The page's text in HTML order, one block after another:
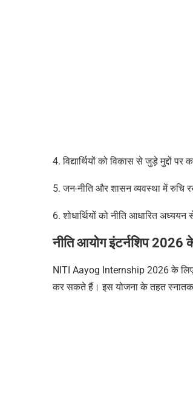
4. विद्यार्थियों को विकास से जुड़े मुद्दों
5. जन-नीति और शासन व्यवस्था में रुचि
6. शोधार्थियों को नीति आधारित अध्ययन
नीति आयोग इंटर्नशिप
NITI Aayog Internship 2026 के लिए
कर सकते हैं। इस योजना के तहत स्नातक